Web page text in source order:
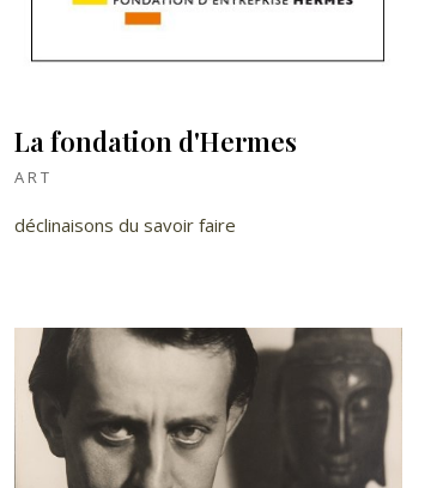
La fondation d'Hermes
ART
déclinaisons du savoir faire